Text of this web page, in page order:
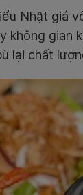
Nhật giá
không gian
lại chất